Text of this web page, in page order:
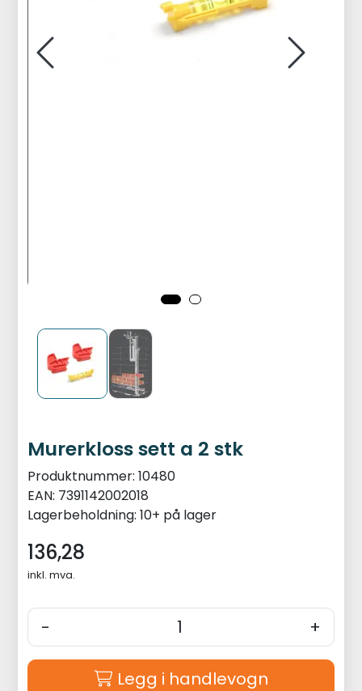
Murerkloss sett a 2 stk
Produktnummer: 10480
EAN: 7391142002018
Lagerbeholdning: 10+ på lager
136,28
inkl. mva.
- +
Legg i handlevogn